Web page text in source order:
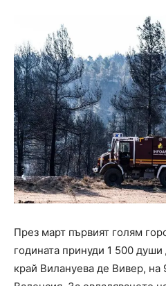
През март първият голям
годината принуди 1 500
край Вилануева де Вивер, на